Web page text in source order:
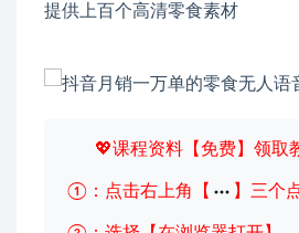
提供上百个高清零食素材
💖课程资料【免费】领取
①：点击右上角【 】三个